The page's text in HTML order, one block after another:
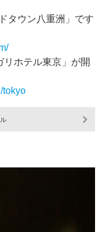
タウン八重洲」です
ホテル東京」が開
tokyo